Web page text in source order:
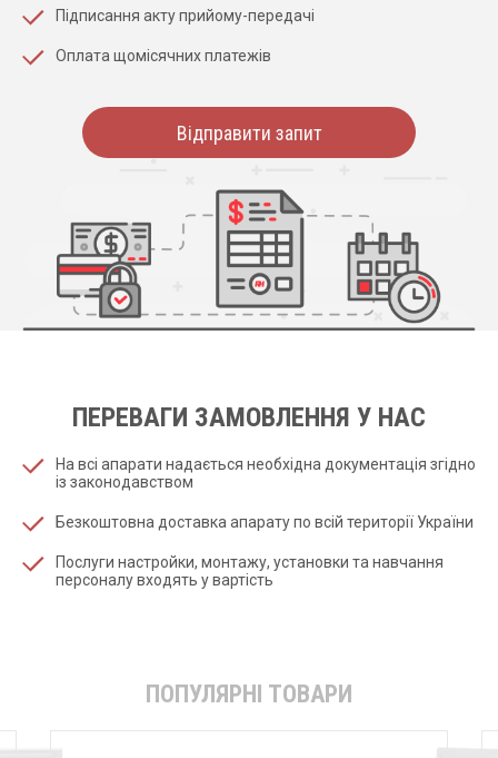
Підписання акту прийому-передачі
Оплата щомісячних платежів
Відправити запит
ПЕРЕВАГИ ЗАМОВЛЕННЯ У НАС
На всі апарати надається необхідна документація згідно
із законодавством
Безкоштовна доставка апарату по всій території України
Послуги настройки, монтажу, установки та навчання
персоналу входять у вартість
ПОПУЛЯРНІ ТОВАРИ